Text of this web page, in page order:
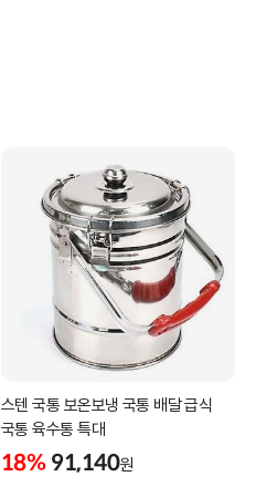
스텐 국통 보온보냉 국통 배달 급식
국통 육수통 특대
18% 91,140원